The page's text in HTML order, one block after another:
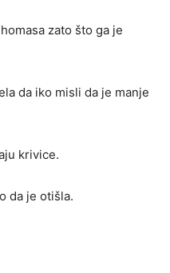
zato što ga je
da iko misli da je manje
krivice.
da je otišla.